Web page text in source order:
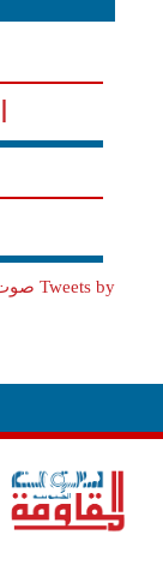
Tweets by صوت المقاومة